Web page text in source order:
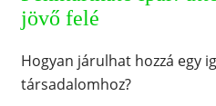
jövő felé
Hogyan járulhat hozzá egy
társadalomhoz?